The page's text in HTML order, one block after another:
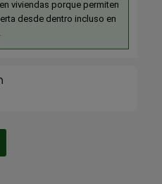
viviendas porque permiten
desde dentro incluso en